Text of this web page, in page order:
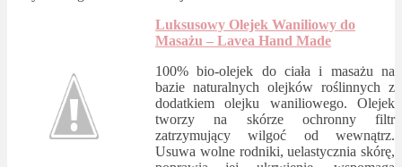
Luksusowy Olejek Waniliowy do
Masażu – Lavea Hand Made
100% bio-olejek do ciała i masażu na
bazie naturalnych olejków roślinnych z
dodatkiem olejku waniliowego. Olejek
tworzy na skórze ochronny filtr
zatrzymujący wilgoć od wewnątrz.
Usuwa wolne rodniki, uelastycznia skórę,